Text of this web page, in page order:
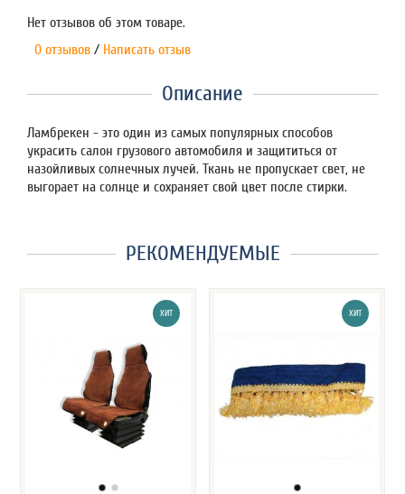
Нет отзывов об этом товаре.
0 отзывов / Написать отзыв
Описание
Ламбрекен - это один из самых популярных способов
украсить салон грузового автомобиля и защититься от
назойливых солнечных лучей. Ткань не пропускает свет, не
выгорает на солнце и сохраняет свой цвет после стирки.
РЕКОМЕНДУЕМЫЕ
ХИТ ХИТ